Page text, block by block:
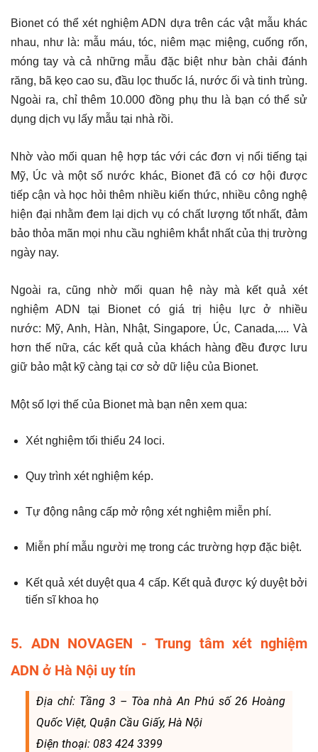
Bionet có thể xét nghiệm ADN dựa trên các vật mẫu khác
nhau, như là: mẫu máu, tóc, niêm mạc miệng, cuống rốn,
móng tay và cả những mẫu đặc biệt như bàn chải đánh
răng, bã kẹo cao su, đầu lọc thuốc lá, nước ối và tinh trùng.
Ngoài ra, chỉ thêm 10.000 đồng phụ thu là bạn có thể sử
dụng dịch vụ lấy mẫu tại nhà rồi.
Nhờ vào mối quan hệ hợp tác với các đơn vị nổi tiếng tại
Mỹ, Úc và một số nước khác, Bionet đã có cơ hội được
tiếp cận và học hỏi thêm nhiều kiến thức, nhiều công nghệ
hiện đại nhằm đem lại dịch vụ có chất lượng tốt nhất, đảm
bảo thỏa mãn mọi nhu cầu nghiêm khắt nhất của thị trường
ngày nay.
Ngoài ra, cũng nhờ mối quan hệ này mà kết quả xét
nghiệm ADN tại Bionet có giá trị hiệu lực ở nhiều
nước: Mỹ, Anh, Hàn, Nhật, Singapore, Úc, Canada,.... Và
hơn thế nữa, các kết quả của khách hàng đều được lưu
giữ bảo mật kỹ càng tại cơ sở dữ liệu của Bionet.
Một số lợi thế của Bionet mà bạn nên xem qua:
Xét nghiệm tối thiểu 24 loci.
Quy trình xét nghiệm kép.
Tự động nâng cấp mở rộng xét nghiệm miễn phí.
Miễn phí mẫu người mẹ trong các trường hợp đặc biệt.
Kết quả xét duyệt qua 4 cấp. Kết quả được ký duyệt bởi
tiến sĩ khoa họ
5. ADN NOVAGEN - Trung tâm xét nghiệm
ADN ở Hà Nội uy tín
Địa chỉ: Tầng 3 – Tòa nhà An Phú số 26 Hoàng
Quốc Việt, Quận Cầu Giấy, Hà Nội
Điện thoại: 083 424 3399